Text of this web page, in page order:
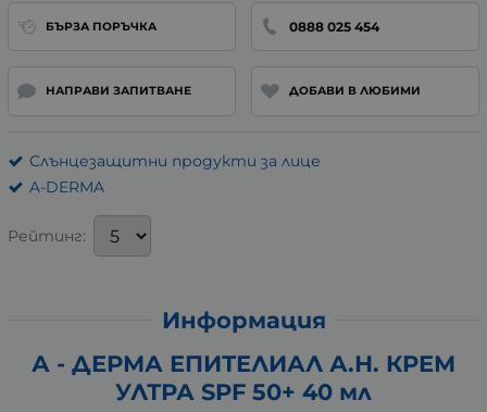
БЪРЗА ПОРЪЧКА 0888 025 454
НАПРАВИ ЗАПИТВАНЕ ДОБАВИ В ЛЮБИМИ
Слънцезащитни продукти за лице
A-DERMA
Рейтинг:
Информация
А - ДЕРМА ЕПИТЕЛИАЛ А.Н. КРЕМ
УЛТРА SPF 50+ 40 мл